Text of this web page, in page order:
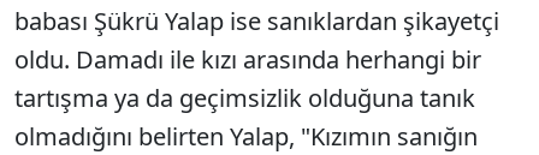
babası Şükrü Yalap ise sanıklardan şikayetçi
oldu. Damadı ile kızı arasında herhangi bir
tartışma ya da geçimsizlik olduğuna tanık
olmadığını belirten Yalap, "Kızımın sanığın